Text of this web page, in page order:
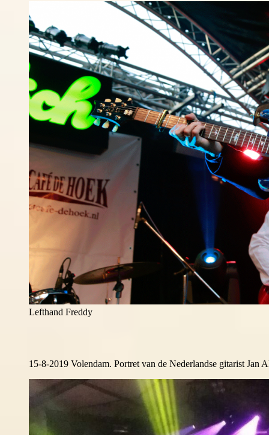
Lefthand Freddy
15-8-2019 Volendam. Portret van de Nederlandse gitarist Jan